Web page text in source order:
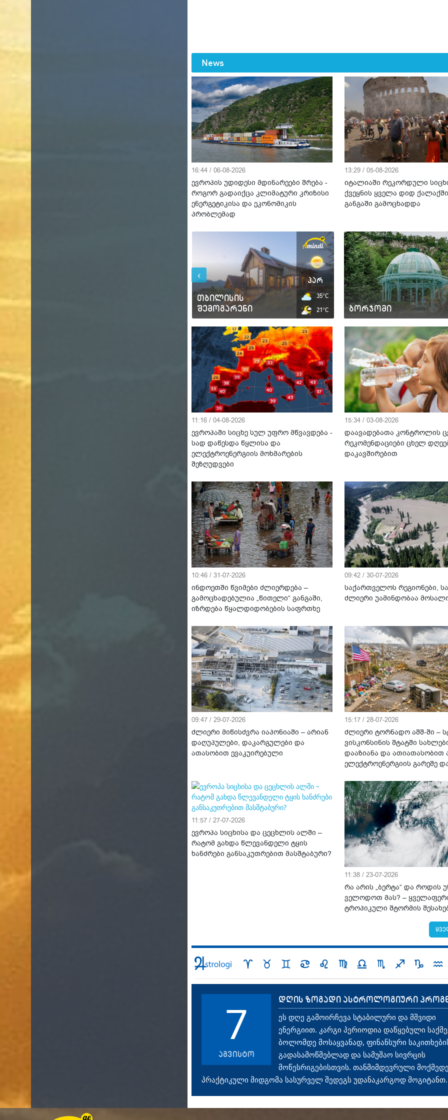
News
16:44 / 06-08-2026
ევროპის უდიდესი მდინარეები შრება -
როგორ გადაიქცა კლიმატური კრიზისი
ენერგეტიკისა და ეკონომიკის
პრობლემად
13:29 / 05-08-2026
იტალიაში რეკორდული
ქვეყნის ყველა დიდ
განგაში გამოცხადდა
თბილისის
შემოგარენი
პარ
35°C
21°C
ბორჯომი
‹
11:16 / 04-08-2026
ევროპაში სიცხე სულ უფრო მწვავდება -
სად დაწესდა წყლისა და
ელექტროენერგიის მოხმარების
შეზღუდვები
15:34 / 03-08-2026
დაავადებათა კონტროლის
რეკომენდაციები ცხელ
დაკავშირებით
10:46 / 31-07-2026
ინდოეთში წვიმები ძლიერდება –
გამოცხადებულია „წითელი“ განგაში,
იზრდება წყალდიდობების საფრთხე
09:42 / 30-07-2026
საქართველოს რეგიონები,
ძლიერი უამინდობაა
09:47 / 29-07-2026
ძლიერი მიწისძვრა იაპონიაში – არიან
დაღუპულები, დაკარგულები და
ათასობით ევაკუირებული
15:17 / 28-07-2026
ძლიერი ტორნადო აშშ-ში –
ვისკონსინის შტატში
დააზიანა და ათიათასობით
ელექტროენერგიის გარეშე
11:57 / 27-07-2026
ევროპა სიცხისა და ცეცხლის ალში –
რატომ გახდა წლევანდელი ტყის
ხანძრები განსაკუთრებით მასშტაბური?
11:38 / 23-07-2026
რა არის „ბერტა“ და როდის
ველოდოთ მას? –
ტროპიკული შტორმის
7
აგვისტო
დღის ზოგადი ასტროლოგიური
ეს დღე გამოირჩევა სტაბილური და მშვიდი
ენერგიით. კარგი პერიოდია დაწყებული
ბოლომდე მოსაყვანად, ფინანსური
გადასამოწმებლად და სამუშაო სივრცის
მოწესრიგებისთვის. თანმიმდევრული
პრაქტიკული მიდგომა სასურველ შედეგს უდანაკარგოდ მოგიტანთ.